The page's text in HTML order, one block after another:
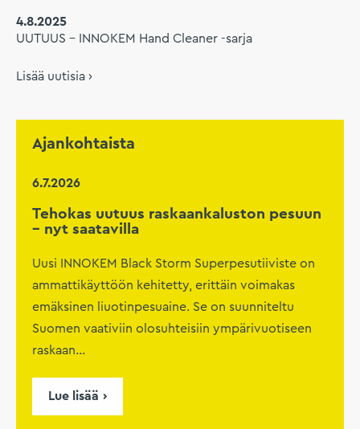
4.8.2025
UUTUUS – INNOKEM Hand Cleaner -sarja
Lisää uutisia ›
Ajankohtaista
6.7.2026
Tehokas uutuus raskaankaluston pesuun
– nyt saatavilla
Uusi INNOKEM Black Storm Superpesutiiviste on
ammattikäyttöön kehitetty, erittäin voimakas
emäksinen liuotinpesuaine. Se on suunniteltu
Suomen vaativiin olosuhteisiin ympärivuotiseen
raskaan...
Lue lisää